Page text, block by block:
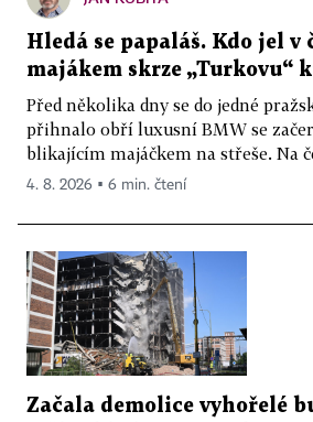
Hledá se papaláš. Kdo jel v
majákem skrze „Turkovu“
Před několika dny se do jedné
přihnalo obří luxusní BMW se
blikajícím majáčkem na střeše. Na
4. 8. 2026 ▪ 6 min. čtení
Začala demolice vyhořelé